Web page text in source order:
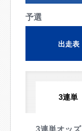
予選
出走表
3連単
3連単オッズ